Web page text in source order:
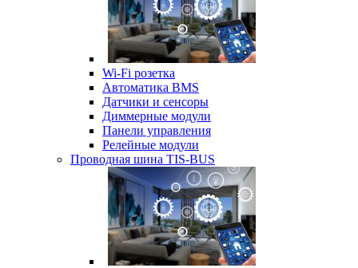
Wi-Fi розетка
Автоматика BMS
Датчики и сенсоры
Диммерные модули
Панели управления
Релейные модули
Проводная шина TIS-BUS